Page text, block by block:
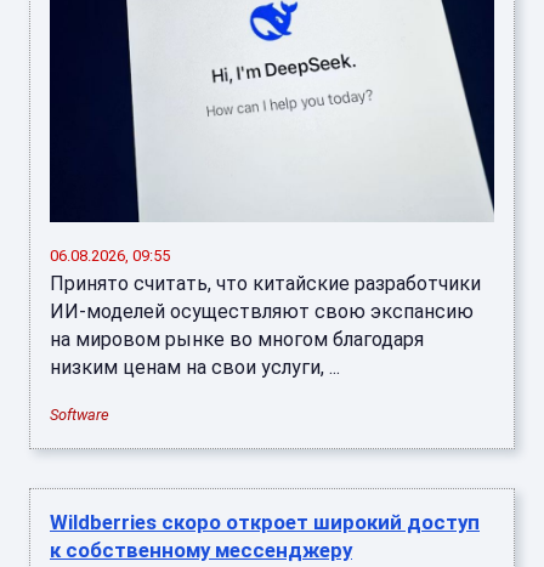
06.08.2026, 09:55
Принято считать, что китайские разработчики
ИИ-моделей осуществляют свою экспансию
на мировом рынке во многом благодаря
низким ценам на свои услуги, ...
Software
Wildberries скоро откроет широкий доступ
к собственному мессенджеру